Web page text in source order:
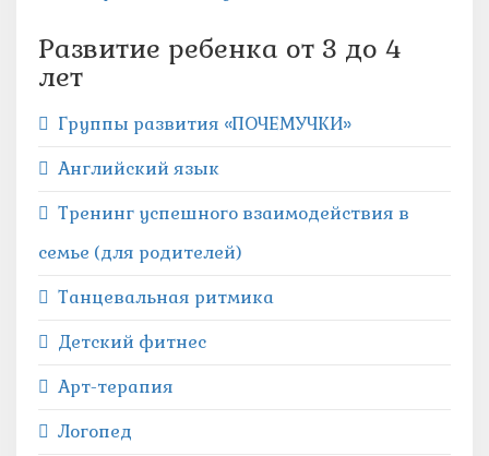
Развитие ребенка от 3 до 4
лет
Группы развития «ПОЧЕМУЧКИ»
Английский язык
Тренинг успешного взаимодействия в
семье (для родителей)
Танцевальная ритмика
Детский фитнес
Арт-терапия
Логопед